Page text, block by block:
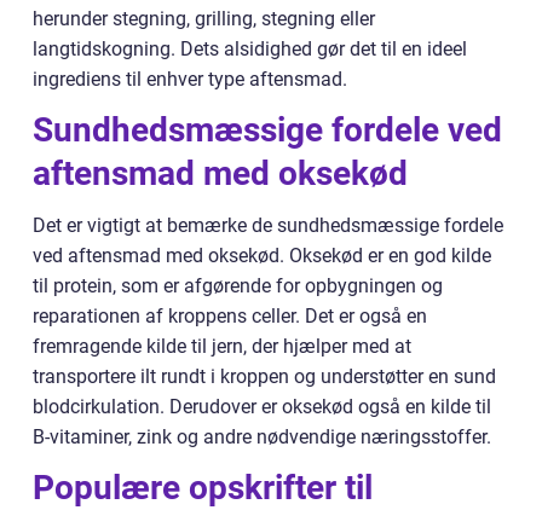
herunder stegning, grilling, stegning eller
langtidskogning. Dets alsidighed gør det til en ideel
ingrediens til enhver type aftensmad.
Sundhedsmæssige fordele ved
aftensmad med oksekød
Det er vigtigt at bemærke de sundhedsmæssige fordele
ved aftensmad med oksekød. Oksekød er en god kilde
til protein, som er afgørende for opbygningen og
reparationen af kroppens celler. Det er også en
fremragende kilde til jern, der hjælper med at
transportere ilt rundt i kroppen og understøtter en sund
blodcirkulation. Derudover er oksekød også en kilde til
B-vitaminer, zink og andre nødvendige næringsstoffer.
Populære opskrifter til